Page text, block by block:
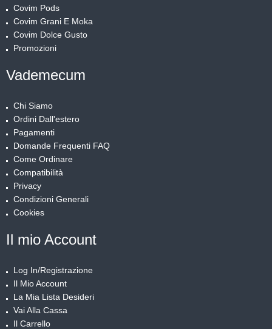
Covim Pods
Covim Grani E Moka
Covim Dolce Gusto
Promozioni
Vademecum
Chi Siamo
Ordini Dall'estero
Pagamenti
Domande Frequenti FAQ
Come Ordinare
Compatibilità
Privacy
Condizioni Generali
Cookies
Il mio Account
Log In/Registrazione
Il Mio Account
La Mia Lista Desideri
Vai Alla Cassa
Il Carrello